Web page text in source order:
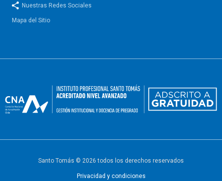
Nuestras Redes Sociales
Mapa del Sitio
Santo Tomás © 2026 todos los derechos reservados
Privacidad y condiciones